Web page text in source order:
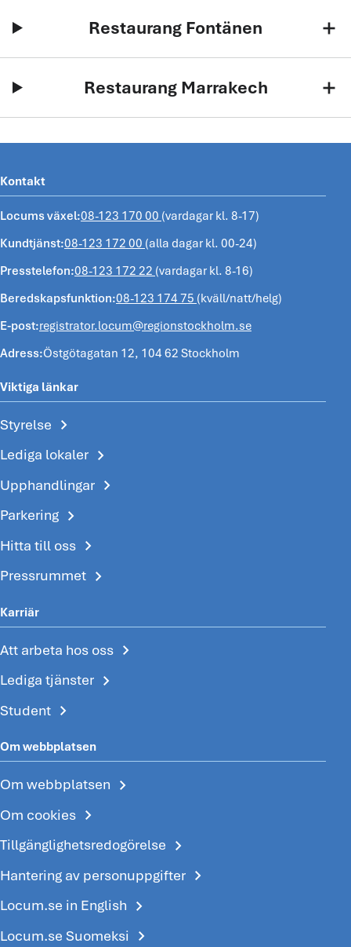
Restaurang Fontänen add
Restaurang Marrakech add
Kontakt
Locums växel:08-123 170 00 (vardagar kl. 8-17)
Kundtjänst:08-123 172 00 (alla dagar kl. 00-24)
Presstelefon:08-123 172 22 (vardagar kl. 8-16)
Beredskapsfunktion:08-123 174 75 (kväll/natt/helg)
E-post:registrator.locum@regionstockholm.se
Adress:Östgötagatan 12, 104 62 Stockholm
Viktiga länkar
Styrelse chevron_right
Lediga lokaler chevron_right
Upphandlingar chevron_right
Parkering chevron_right
Hitta till oss chevron_right
Pressrummet chevron_right
Karriär
Att arbeta hos oss chevron_right
Lediga tjänster chevron_right
Student chevron_right
Om webbplatsen
Om webbplatsen chevron_right
Om cookies chevron_right
Tillgänglighetsredogörelse chevron_right
Hantering av personuppgifter chevron_right
Locum.se in English chevron_right
Locum.se Suomeksi chevron_right